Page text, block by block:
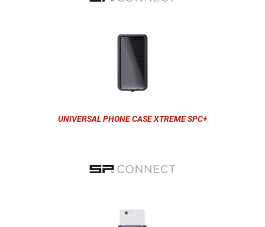
UNIVERSAL PHONE CASE XTREME SPC+